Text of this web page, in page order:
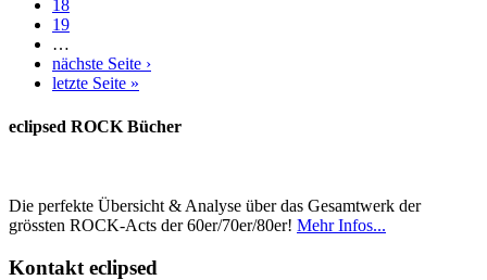
18
19
…
nächste Seite ›
letzte Seite »
eclipsed ROCK Bücher
Die perfekte Übersicht & Analyse über das Gesamtwerk der
grössten ROCK-Acts der 60er/70er/80er! Mehr Infos...
Kontakt eclipsed